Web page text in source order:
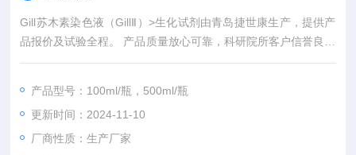
Gill苏木素染色液（GillⅡ）>生化试剂由青岛捷世康生产，提供产
品报价及试验全程。 产品质量放心可靠，科研院所客户信誉良好
者可先发货后付款。青岛捷世康专业提供科研用：染色液,缓冲
产品型号：100ml/瓶，500ml/瓶
更新时间：2024-11-10
厂商性质：生产厂家